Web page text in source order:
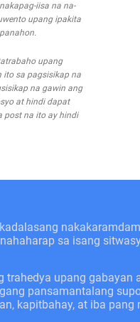
iisa na na-
upang ipakita
upang
ito sa pagsisikap na
na gawin ang
at hindi dapat
post na ito ay hindi
sa isang
upang
pansamantalang
kapitbahay, at iba